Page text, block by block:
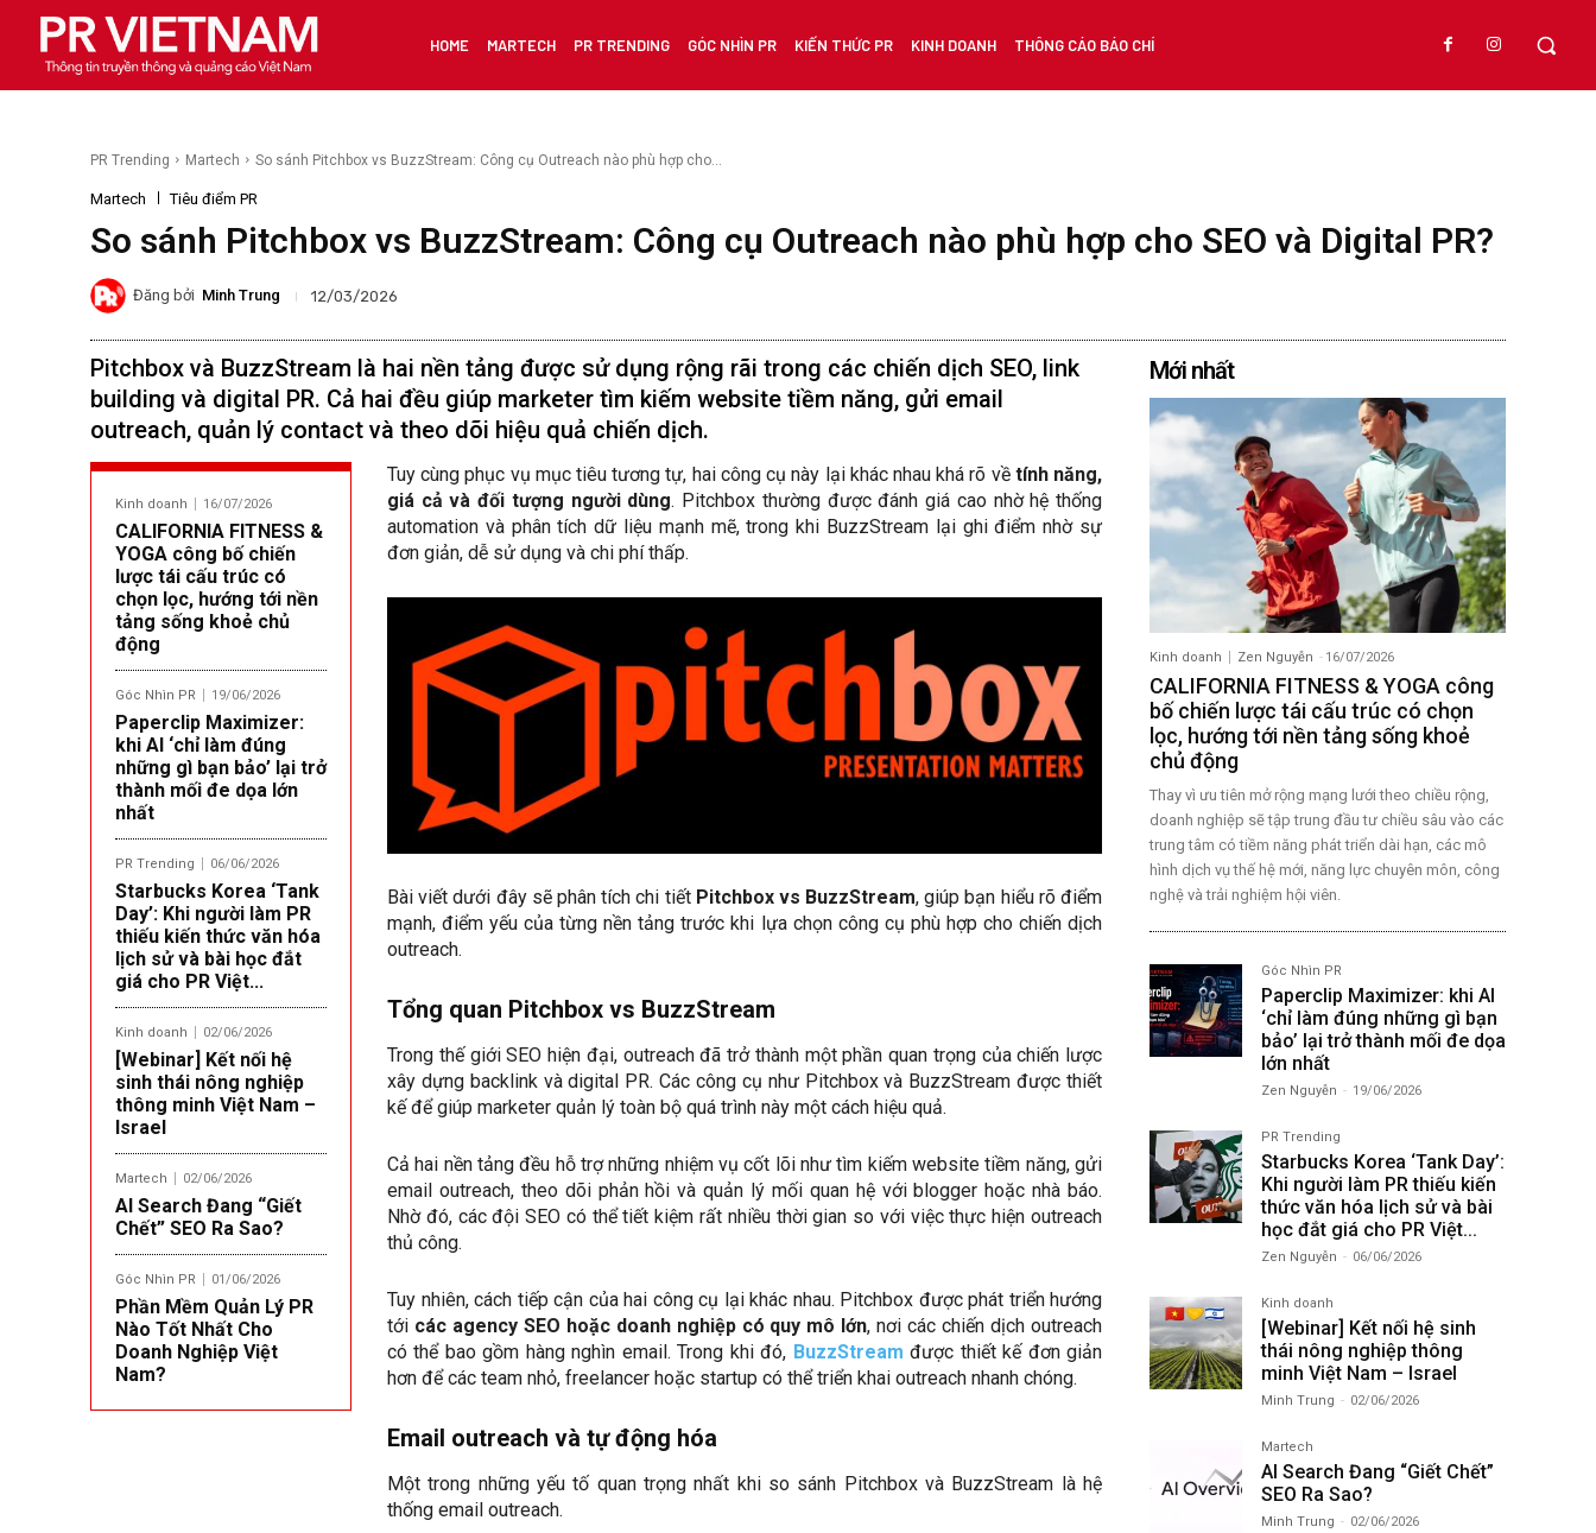
HOME MARTECH PR TRENDING GÓC NHÌN PR KIẾN THỨC PR KINH DOANH THÔNG CÁO BÁO CHÍ
PR Trending Martech So sánh Pitchbox vs BuzzStream: Công cụ Outreach nào phù hợp cho...
Martech Tiêu điểm PR
So sánh Pitchbox vs BuzzStream: Công cụ Outreach nào phù hợp cho SEO và Digital PR?
Đăng bởi Minh Trung 12/03/2026
Pitchbox và BuzzStream là hai nền tảng được sử dụng rộng rãi trong các chiến dịch SEO, link
building và digital PR. Cả hai đều giúp marketer tìm kiếm website tiềm năng, gửi email
outreach, quản lý contact và theo dõi hiệu quả chiến dịch.
Kinh doanh 16/07/2026
CALIFORNIA FITNESS &
YOGA công bố chiến
lược tái cấu trúc có
chọn lọc, hướng tới nền
tảng sống khoẻ chủ
động
Góc Nhìn PR 19/06/2026
Paperclip Maximizer:
khi AI ‘chỉ làm đúng
những gì bạn bảo’ lại trở
thành mối đe dọa lớn
nhất
PR Trending 06/06/2026
Starbucks Korea ‘Tank
Day’: Khi người làm PR
thiếu kiến thức văn hóa
lịch sử và bài học đắt
giá cho PR Việt...
Kinh doanh 02/06/2026
[Webinar] Kết nối hệ
sinh thái nông nghiệp
thông minh Việt Nam –
Israel
Martech 02/06/2026
AI Search Đang “Giết
Chết” SEO Ra Sao?
Góc Nhìn PR 01/06/2026
Phần Mềm Quản Lý PR
Nào Tốt Nhất Cho
Doanh Nghiệp Việt
Nam?
Tuy cùng phục vụ mục tiêu tương tự, hai công cụ này lại khác nhau khá rõ về tính năng,
giá cả và đối tượng người dùng. Pitchbox thường được đánh giá cao nhờ hệ thống
automation và phân tích dữ liệu mạnh mẽ, trong khi BuzzStream lại ghi điểm nhờ sự
đơn giản, dễ sử dụng và chi phí thấp.
Bài viết dưới đây sẽ phân tích chi tiết Pitchbox vs BuzzStream, giúp bạn hiểu rõ điểm
mạnh, điểm yếu của từng nền tảng trước khi lựa chọn công cụ phù hợp cho chiến dịch
outreach.
Tổng quan Pitchbox vs BuzzStream
Trong thế giới SEO hiện đại, outreach đã trở thành một phần quan trọng của chiến lược
xây dựng backlink và digital PR. Các công cụ như Pitchbox và BuzzStream được thiết
kế để giúp marketer quản lý toàn bộ quá trình này một cách hiệu quả.
Cả hai nền tảng đều hỗ trợ những nhiệm vụ cốt lõi như tìm kiếm website tiềm năng, gửi
email outreach, theo dõi phản hồi và quản lý mối quan hệ với blogger hoặc nhà báo.
Nhờ đó, các đội SEO có thể tiết kiệm rất nhiều thời gian so với việc thực hiện outreach
thủ công.
Tuy nhiên, cách tiếp cận của hai công cụ lại khác nhau. Pitchbox được phát triển hướng
tới các agency SEO hoặc doanh nghiệp có quy mô lớn, nơi các chiến dịch outreach
có thể bao gồm hàng nghìn email. Trong khi đó, BuzzStream được thiết kế đơn giản
hơn để các team nhỏ, freelancer hoặc startup có thể triển khai outreach nhanh chóng.
Email outreach và tự động hóa
Một trong những yếu tố quan trọng nhất khi so sánh Pitchbox và BuzzStream là hệ
thống email outreach.
Mới nhất
Kinh doanh Zen Nguyễn - 16/07/2026
CALIFORNIA FITNESS & YOGA công
bố chiến lược tái cấu trúc có chọn
lọc, hướng tới nền tảng sống khoẻ
chủ động
Thay vì ưu tiên mở rộng mạng lưới theo chiều rộng,
doanh nghiệp sẽ tập trung đầu tư chiều sâu vào các
trung tâm có tiềm năng phát triển dài hạn, các mô
hình dịch vụ thế hệ mới, năng lực chuyên môn, công
nghệ và trải nghiệm hội viên.
Góc Nhìn PR
Paperclip Maximizer: khi AI
‘chỉ làm đúng những gì bạn
bảo’ lại trở thành mối đe dọa
lớn nhất
Zen Nguyễn - 19/06/2026
PR Trending
Starbucks Korea ‘Tank Day’:
Khi người làm PR thiếu kiến
thức văn hóa lịch sử và bài
học đắt giá cho PR Việt...
Zen Nguyễn - 06/06/2026
Kinh doanh
[Webinar] Kết nối hệ sinh
thái nông nghiệp thông
minh Việt Nam – Israel
Minh Trung - 02/06/2026
Martech
AI Search Đang “Giết Chết”
SEO Ra Sao?
Minh Trung - 02/06/2026